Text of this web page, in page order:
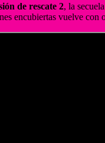
de rescate 2, la
encubiertas vuelve